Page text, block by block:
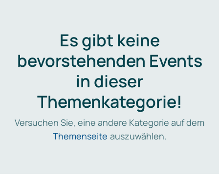
Es gibt keine
bevorstehenden Events
in dieser
Themenkategorie!
Versuchen Sie, eine andere Kategorie auf dem
Themenseite auszuwählen.